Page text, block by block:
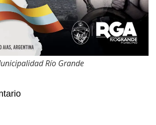
Río Grande